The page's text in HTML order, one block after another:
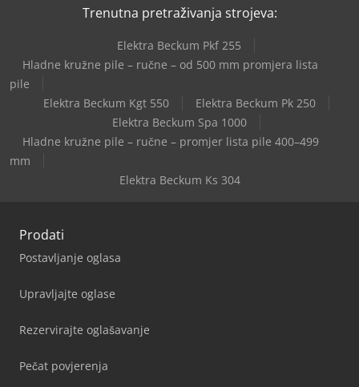
Trenutna pretraživanja strojeva:
Elektra Beckum Pkf 255
Hladne kružne pile – ručne – od 500 mm promjera lista
pile
Elektra Beckum Kgt 550
Elektra Beckum Pk 250
Elektra Beckum Spa 1000
Hladne kružne pile – ručne – promjer lista pile 400–499
mm
Elektra Beckum Ks 304
Prodati
Postavljanje oglasa
Upravljajte oglase
Rezervirajte oglašavanje
Pečat povjerenja